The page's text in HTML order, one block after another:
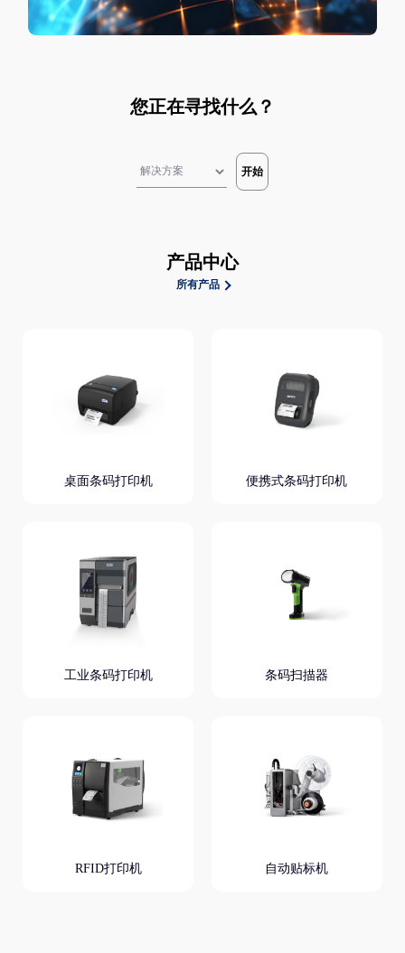
您正在寻找什么？
开始
产品中心
所有产品
桌面条码打印机 便携式条码打印机
工业条码打印机 条码扫描器
RFID打印机 自动贴标机